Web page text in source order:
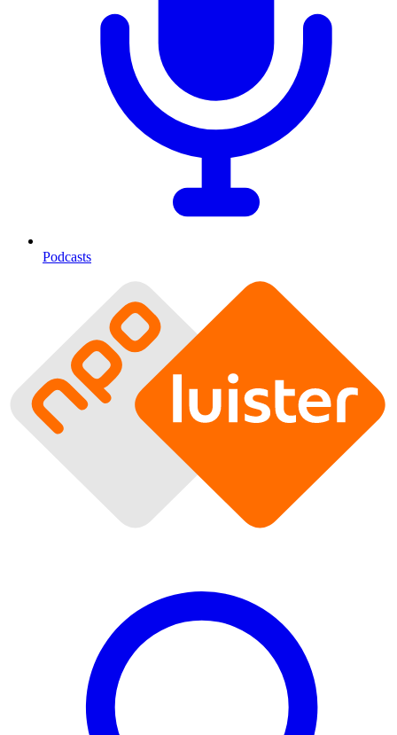
Podcasts